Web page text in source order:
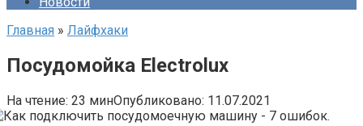
Главная » Лайфхаки
Посудомойка Electrolux
На чтение: 23 минОпубликовано: 11.07.2021